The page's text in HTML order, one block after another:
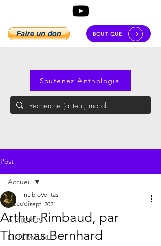
BOUTIQUE
Soutenez Anthologia
Post
Accueil
À PROPOS
LITTÉRATURE
Accueil
Arthur Rimbaud, par
Thomas Bernhard
InLibroVeritas
11 sept. 2021